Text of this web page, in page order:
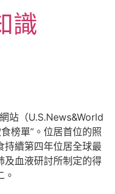
識
（U.S.News&World
榜單”。位居首位的照
持續第四年位居全球最
及血液研討所制定的得